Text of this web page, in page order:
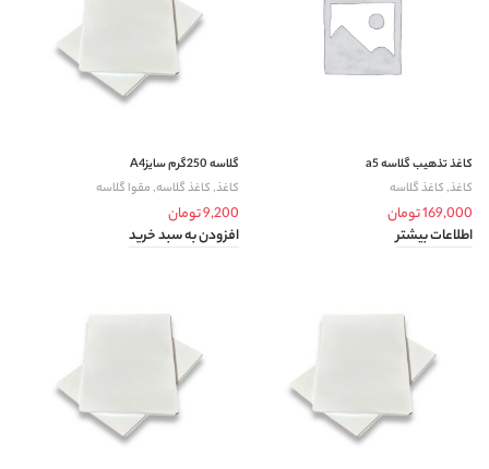
کاغذ تذهیب گلاسه a5
کاغذ,کاغذ گلاسه
169,000تومان
اطلاعات بیشتر
گلاسه 250گرم سایزA4
کاغذ,کاغذ گلاسه,مقوا گلاسه
9,200تومان
افزودن به سبد خرید